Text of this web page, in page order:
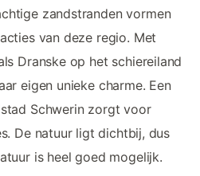
zandstranden vormen
van deze regio. Met
Dranske op het schiereiland
eigen unieke charme. Een
Schwerin zorgt voor
De natuur ligt dichtbij, dus
is heel goed mogelijk.